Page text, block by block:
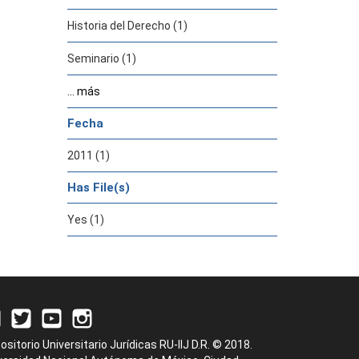
Historia del Derecho (1)
Seminario (1)
... más
Fecha
2011 (1)
Has File(s)
Yes (1)
Universitario Jurídicas RU-IIJ D.R. © 2018.